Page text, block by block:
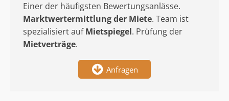
Einer der häufigsten Bewertungsanlässe.
Marktwertermittlungder Miete. Team ist
spezialisiert aufMietspiegel. Prüfung der
Mietverträge.
Anfragen